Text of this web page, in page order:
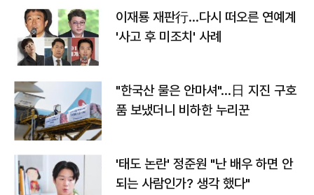
이재룡 재판行…다시 떠오른 연예계
'사고 후 미조치' 사례
"한국산 물은 안마셔"…日 지진 구호
품 보냈더니 비하한 누리꾼
'태도 논란' 정준원 "난 배우 하면 안
되는 사람인가? 생각 했다"